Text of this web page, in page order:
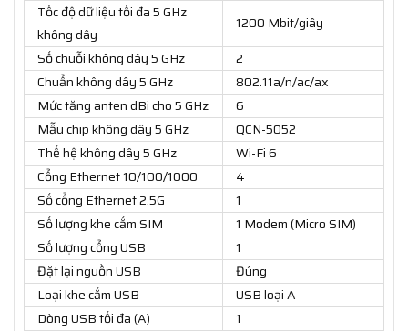
Tốc độ dữ liệu tối đa 5 GHz
không dây
1200 Mbit/giây
Số chuỗi không dây 5 GHz
2
Chuẩn không dây 5 GHz
802.11a/n/ac/ax
Mức tăng anten dBi cho 5 GHz
6
Mẫu chip không dây 5 GHz
QCN-5052
Thế hệ không dây 5 GHz
Wi-Fi 6
Cổng Ethernet 10/100/1000
4
Số cổng Ethernet 2.5G
1
Số lượng khe cắm SIM
1 Modem (Micro SIM)
Số lượng cổng USB
1
Đặt lại nguồn USB
Đúng
Loại khe cắm USB
USB loại A
Dòng USB tối đa (A)
1